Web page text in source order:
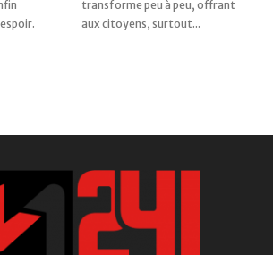
aux citoyens, surtout...